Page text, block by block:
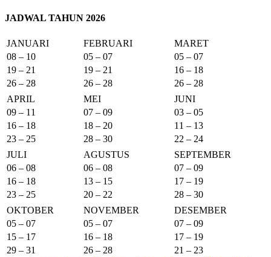
JADWAL TAHUN 2026
JANUARI FEBRUARI
MARET
08 – 10
05 – 07
05 – 07
19 – 21
19 – 21
16 – 18
26 – 28
26 – 28
26 – 28
APRIL
MEI
JUNI
09 – 11
07 – 09
03 – 05
16 – 18
18 – 20
11 – 13
23 – 25
28 – 30
22 – 24
JULI
AGUSTUS
SEPTEMBER
06 – 08
06 – 08
07 – 09
16 – 18
13 – 15
17 – 19
23 – 25
20 – 22
28 – 30
OKTOBER
NOVEMBER
DESEMBER
05 – 07
05 – 07
07 – 09
15 – 17
16 – 18
17 – 19
29 – 31
26 – 28
21 – 23